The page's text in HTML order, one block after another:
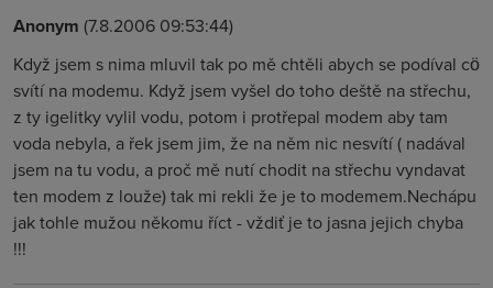
Anonym (7.8.2006 09:53:44)
Když jsem s nima mluvil tak po mě chtěli abych se podíval cö
svítí na modemu. Když jsem vyšel do toho deště na střechu,
z ty igelitky vylil vodu, potom i protřepal modem aby tam
voda nebyla, a řek jsem jim, že na něm nic nesvítí ( nadával
jsem na tu vodu, a proč mě nutí chodit na střechu vyndavat
ten modem z louže) tak mi rekli že je to modemem.Nechápu
jak tohle mužou někomu říct - vždiť je to jasna jejich chyba
!!!